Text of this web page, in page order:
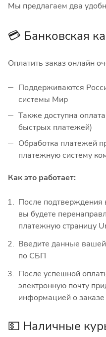
Мы предлагаем два
💳 Банковская
Оплатить заказ онлайн
Поддерживаются
системы Мир
Также доступна
быстрых платежей)
Обработка платежей
платежную систему
Как это работает:
После
вы будете
платежную страницу
Введите данные
по СБП
После успешной
электронную почту
информацией о
💵 Наличные